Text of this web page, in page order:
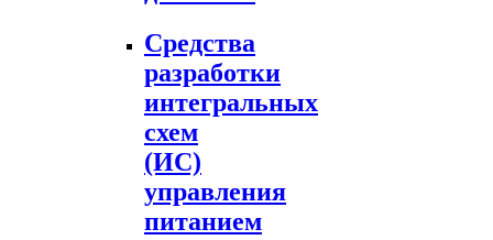
Средства
разработки
интегральных
схем
(ИС)
управления
питанием